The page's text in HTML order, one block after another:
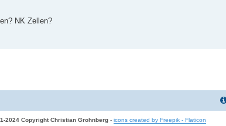
NK Zellen?
2024 Copyright Christian Grohnberg - icons created by Freepik - Flaticon